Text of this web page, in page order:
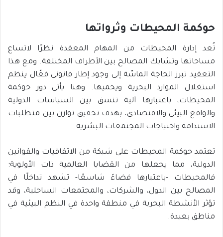
حوكمة المحيطات وثرواتها
تُعد إدارة المحيطات من المهام المعقدة نظرًا لاتساع
مساحاتها وتشابك المصالح بين الأطراف المختلفة. ومع هذا
التعقيد تبرز الحاجة الماسّة إلى وجود إطار قانوني فعّال ينظم
استغلال الموارد البحرية ويحميها. وهنا يأتي دور حوكمة
المحيطات، باعتبارها آلية تنسق بين السياسات الدولية
والواقع البيئي والاقتصادي، بهدف تحقيق توازن بين متطلبات
الاستدامة واحتياجات المجتمعات البشرية.
تعتمد حوكمة المحيطات على شبكة من الاتفاقيات والقوانين
الدولية، مما يجعلها من القضايا العالمية ذات الأولوية؛
فالمحيطات -باعتبارها فضاءً شاسعًا- تشهد تداخلًا في
المصالح بين الدول، والشركات، والمجتمعات الساحلية، وقد
تؤثر الأنشطة البحرية في منطقة واحدة في النظم البيئية في
مناطق بعيدة.